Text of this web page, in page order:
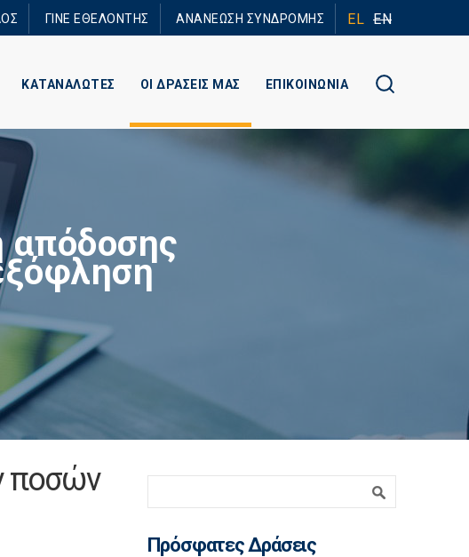
ΓΙΝΕ ΕΘΕΛΟΝΤΗΣ ΑΝΑΝΕΩΣΗ ΣΥΝΔΡΟΜΗΣ EL EN
ΚΑΤΑΝΑΛΩΤΕΣ ΟΙ ΔΡΑΣΕΙΣ ΜΑΣ ΕΠΙΚΟΙΝΩΝΙΑ
ποσών
Πρόσφατες Δράσεις